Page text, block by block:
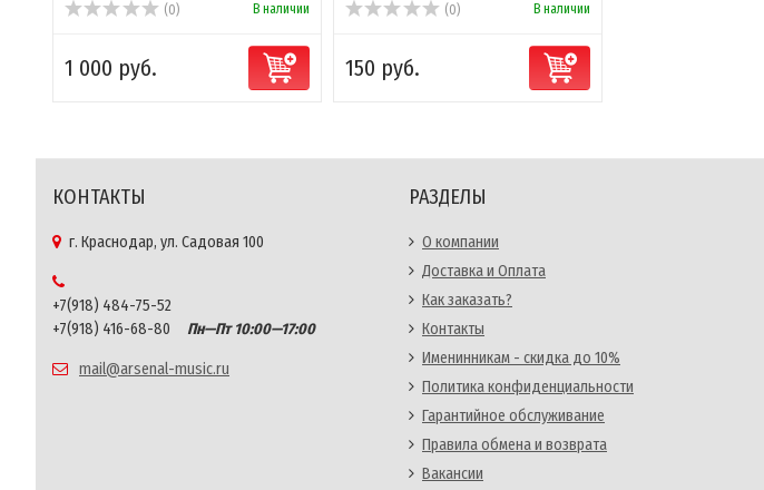
(0) В наличии
1 000 руб.
(0) В наличии
150 руб.
КОНТАКТЫ
г. Краснодар, ул. Садовая 100
+7(918) 484-75-52
+7(918) 416-68-80
Пн—Пт 10:00—17:00
mail@arsenal-music.ru
РАЗДЕЛЫ
О компании
Доставка и Оплата
Как заказать?
Контакты
Именинникам - скидка до 10%
Политика конфиденциальности
Гарантийное обслуживание
Правила обмена и возврата
Вакансии